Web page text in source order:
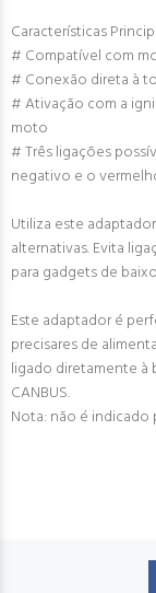
Características
# Compatível com
# Conexão direta à
# Ativação com a
moto
# Três ligações
negativo e o
Utiliza este
alternativas. Evita
para gadgets de
Este adaptador é
precisares de
ligado diretamente à
CANBUS.
Nota: não é